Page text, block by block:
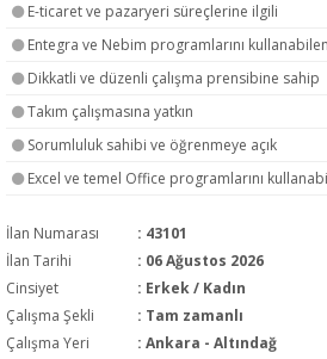
E-ticaret ve pazaryeri süreçlerine ilgili
Entegra ve Nebim programlarını kullanabilen
Dikkatli ve düzenli çalışma prensibine sahip
Takım çalışmasına yatkın
Sorumluluk sahibi ve öğrenmeye açık
Excel ve temel Office programlarını
İlan Numarası
: 43101
İlan Tarihi
: 06 Ağustos 2026
Cinsiyet
: Erkek / Kadın
Çalışma Şekli
: Tam zamanlı
Çalışma Yeri
: Ankara - Altındağ